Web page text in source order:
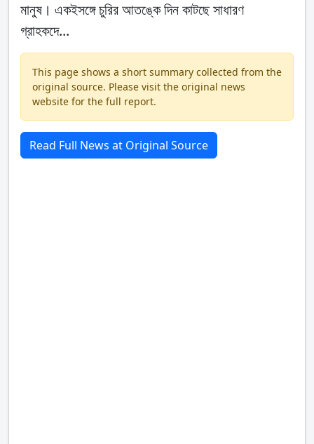
মানুষ। একইসঙ্গে চুরির আতঙ্কে দিন কাটছে সাধারণ
গ্রাহকদে...
This page shows a short summary collected from the
original source. Please visit the original news
website for the full report.
Read Full News at Original Source